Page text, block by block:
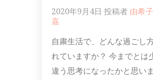
2020年9月4日 投稿者 由希
嘉
自粛生活で、どんな過ごし
れていますか？ 今までとは
違う思考になったかと思いま